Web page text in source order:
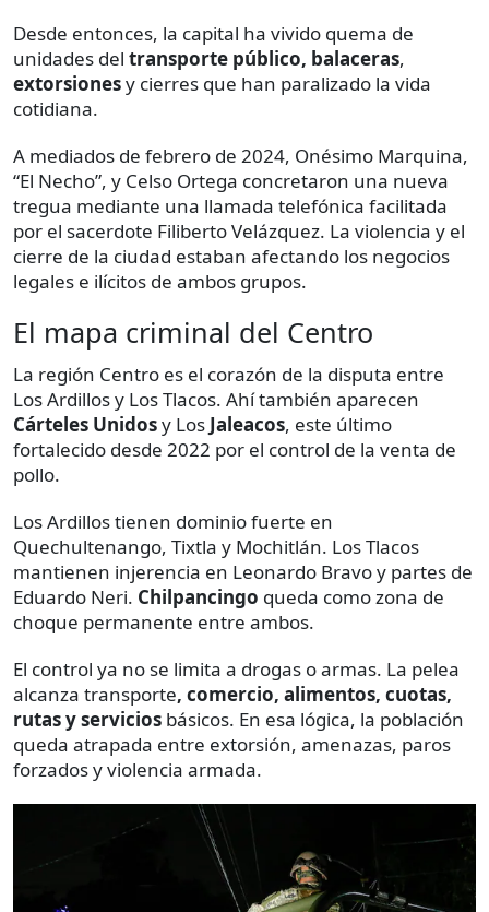
Desde entonces, la capital ha vivido quema de
unidades del transporte público, balaceras,
extorsionesy cierres que han paralizado la vida
cotidiana.
A mediados de febrero de 2024, Onésimo Marquina,
“El Necho”, y Celso Ortega concretaron una nueva
tregua mediante una llamada telefónica facilitada
por el sacerdote Filiberto Velázquez. La violencia y el
cierre de la ciudad estaban afectando los negocios
legales e ilícitos de ambos grupos.
El mapa criminal del Centro
La región Centro es el corazón de la disputa entre
Los Ardillos y Los Tlacos. Ahí también aparecen
Cárteles Unidosy Los Jaleacos, este último
fortalecido desde 2022 por el control de la venta de
pollo.
Los Ardillos tienen dominio fuerte en
Quechultenango, Tixtla y Mochitlán. Los Tlacos
mantienen injerencia en Leonardo Bravo y partes de
Eduardo Neri. Chilpancingo queda como zona de
choque permanente entre ambos.
El control ya no se limita a drogas o armas. La pelea
alcanza transporte, comercio, alimentos, cuotas,
rutas y servicios básicos. En esa lógica, la población
queda atrapada entre extorsión, amenazas, paros
forzados y violencia armada.